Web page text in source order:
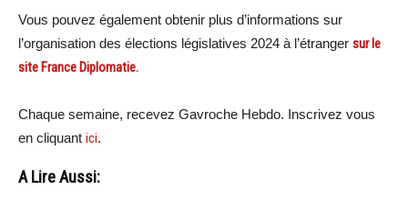
Vous pouvez également obtenir plus d’informations sur
l’organisation des élections législatives 2024 à l’étranger sur le
site France Diplomatie.
Chaque semaine, recevez Gavroche Hebdo. Inscrivez vous
en cliquant ici.
A Lire Aussi: